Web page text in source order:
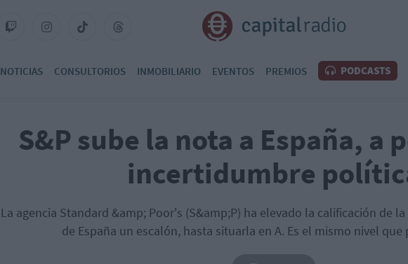
NOTICIAS CONSULTORIOS INMOBILIARIO EVENTOS PREMIOS PODCASTS
S&P sube la nota a España, a
incertidumbre
La agencia Standard &amp; Poor's (S&amp;P) ha elevado la calificación de
de España un escalón, hasta situarla en A. Es el mismo nivel que